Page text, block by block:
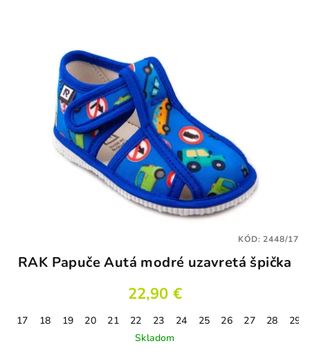
RAK Papuče Autá modré uzavretá špička
22,90 €
17 18 19 20 21 22 23 24 25 26 27 28
29
Skladom
KÓD:2448/17